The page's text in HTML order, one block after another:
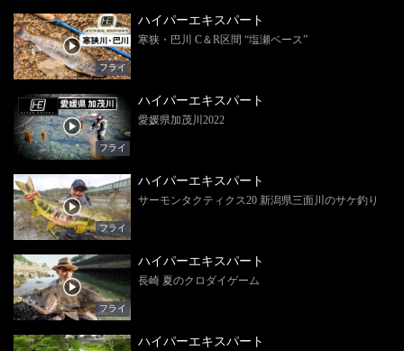
フライ
ハイパーエキスパート
寒狭・巴川 C＆R区間 “塩瀬ベース”
フライ
ハイパーエキスパート
愛媛県加茂川2022
フライ
ハイパーエキスパート
サーモンタクティクス20 新潟県三面川のサケ釣り
フライ
ハイパーエキスパート
長崎 夏のクロダイゲーム
ハイパーエキスパート